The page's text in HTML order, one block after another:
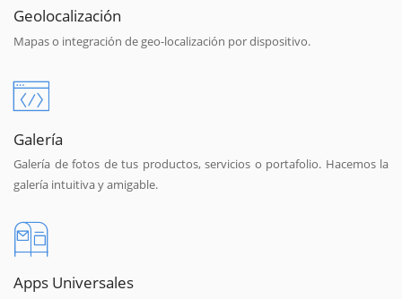
Geolocalización
Mapas o integración de geo-localización por dispositivo.
Galería
Galería de fotos de tus productos, servicios o portafolio. Hacemos la
galería intuitiva y amigable.
Apps Universales